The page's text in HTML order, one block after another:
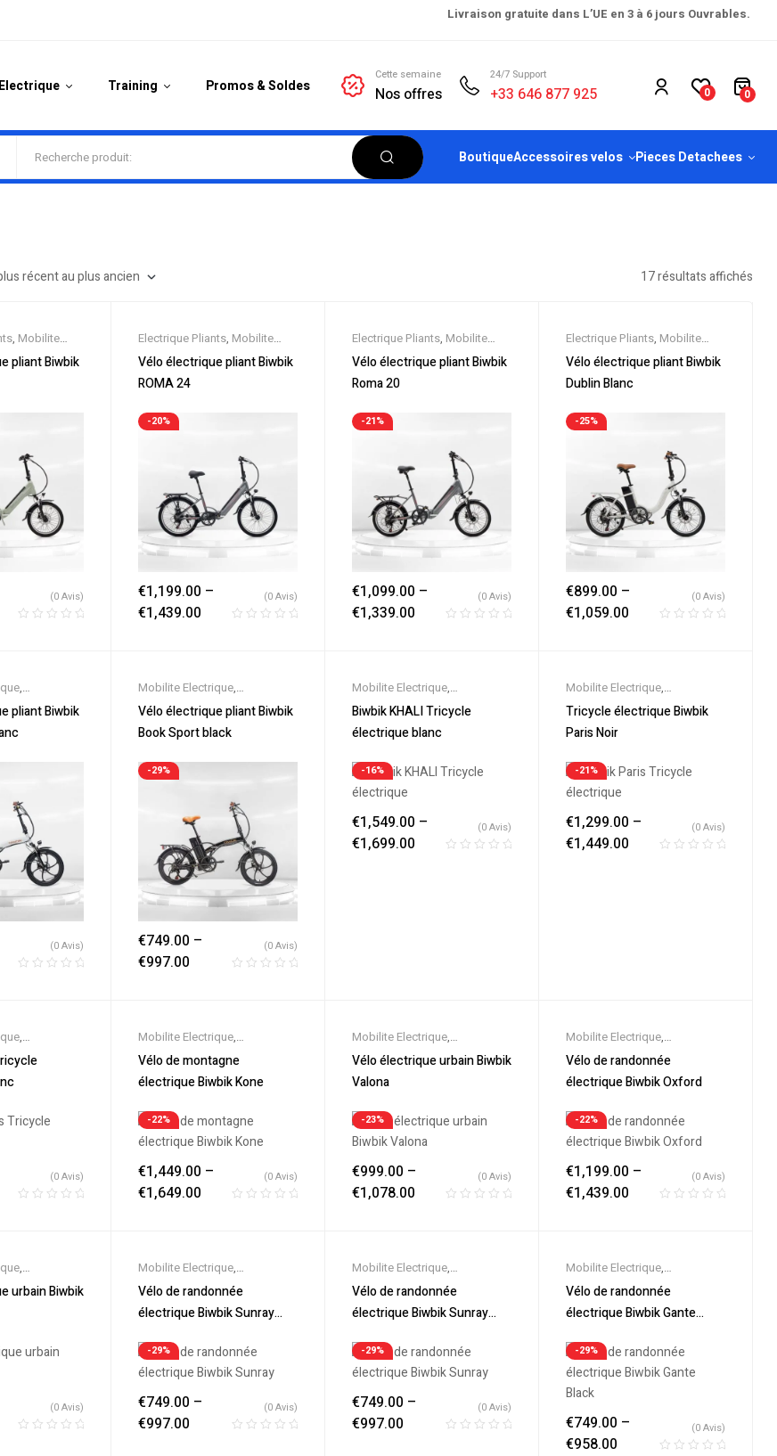
Livraison gratuite dans L’UE en 3 à 6 jours Ouvrables.
Training Promos & Soldes
Cette semaine
Nos offres
24/7 Support
+33 646 877 925 0 0
BoutiqueAccessoires velos Pieces Detachees
17 résultats affichés
, Mobilite
pliant Biwbik
(0 Avis)
Electrique Pliants, Mobilite
Electrique,Nouveautes
Promos & Soldes
Electriques
Vélo électrique pliant Biwbik
ROMA 24
-20%
€1,199.00 –
€1,439.00
(0 Avis)
Electrique Pliants, Mobilite
Electrique,Nouveautes
Promos & Soldes
Electriques
Vélo électrique pliant Biwbik
Roma 20
-21%
€1,099.00 –
€1,339.00
(0 Avis)
Electrique Pliants, Mobilite
Electrique,Nouveautes
Promos & Soldes
Electriques
Vélo électrique pliant Biwbik
Dublin Blanc
-25%
€899.00 –
€1,059.00
(0 Avis)
,
&
ville
pliant Biwbik
(0 Avis)
Mobilite Electrique,
Nouveautes,Promos &
Soldes,Vélo électrique ville
Vélo électrique pliant Biwbik
Book Sport black
-29%
€749.00 –
€997.00
(0 Avis)
Mobilite Electrique,
Nouveautes, Promos &
Soldes,Tricycles & Cargos
Electriques
Biwbik KHALI Tricycle
électrique blanc
-16%
€1,549.00 –
€1,699.00
(0 Avis)
Mobilite Electrique,
Nouveautes,Promos &
Soldes,Tricycles & Cargos
Electriques
Tricycle électrique Biwbik
Paris Noir
-21%
€1,299.00 –
€1,449.00
(0 Avis)
,
&
& Cargos
(0 Avis)
Mobilite Electrique,
Nouveautes,Promos &
Soldes,Vélo électrique ville
Vélo de montagne
électrique Biwbik Kone
-22%
€1,449.00 –
€1,649.00
(0 Avis)
Mobilite Electrique,
Nouveautes,Promos &
Soldes
Vélo électrique urbain Biwbik
Valona
-23%
€999.00 –
€1,078.00
(0 Avis)
Mobilite Electrique,
Nouveautes,Promos &
Soldes,Vélo électrique ville
Vélo de randonnée
électrique Biwbik Oxford
-22%
€1,199.00 –
€1,439.00
(0 Avis)
,
&
urbain Biwbik
(0 Avis)
Mobilite Electrique,
Nouveautes,Promos &
Soldes,Vélo électrique ville
Vélo de randonnée
électrique Biwbik Sunray
-29%
€749.00 –
€997.00
(0 Avis)
Mobilite Electrique,
Nouveautes,Promos &
Soldes,Vélo électrique ville
Vélo de randonnée
électrique Biwbik Sunray
-29%
€749.00 –
€997.00
(0 Avis)
Mobilite Electrique,
Nouveautes,Promos &
Soldes,Vélo électrique ville
Vélo de randonnée
électrique Biwbik Gante
-29%
€749.00 –
€958.00
(0 Avis)